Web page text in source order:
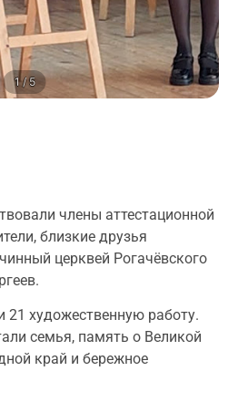
1 / 5
члены аттестационной
близкие друзья
церквей Рогачёвского
21 художественную работу.
семья, память о Великой
край и бережное